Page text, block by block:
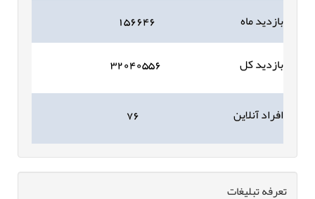
بازدید ماه
۱۵۶۶۴۶
بازدید کل
۳۲۰۴۰۵۵۶
افراد آنلاین ۷۶
تعرفه تبلیغات